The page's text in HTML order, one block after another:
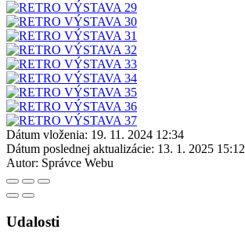
Dátum vloženia: 19. 11. 2024 12:34
Dátum poslednej aktualizácie: 13. 1. 2025 15:12
Autor: Správce Webu
Udalosti